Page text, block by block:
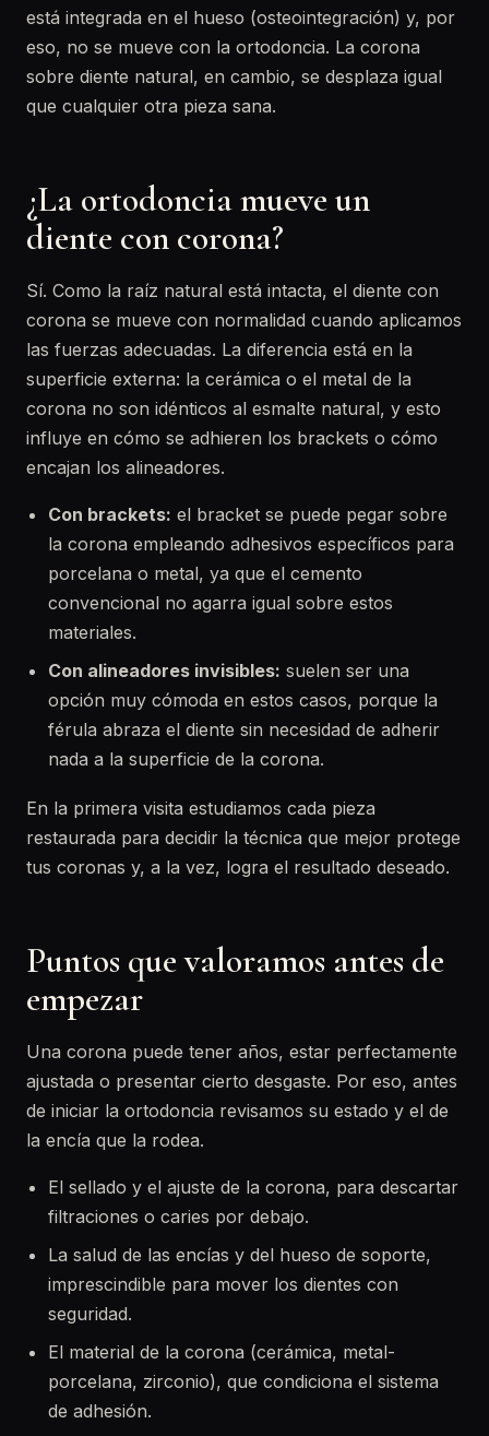
está integrada en el hueso (osteointegración) y, por
eso, no se mueve con la ortodoncia. La corona
sobre diente natural, en cambio, se desplaza igual
que cualquier otra pieza sana.
¿La ortodoncia mueve un
diente con corona?
Sí. Como la raíz natural está intacta, el diente con
corona se mueve con normalidad cuando aplicamos
las fuerzas adecuadas. La diferencia está en la
superficie externa: la cerámica o el metal de la
corona no son idénticos al esmalte natural, y esto
influye en cómo se adhieren los brackets o cómo
encajan los alineadores.
Con brackets: el bracket se puede pegar sobre
la corona empleando adhesivos específicos para
porcelana o metal, ya que el cemento
convencional no agarra igual sobre estos
materiales.
Con alineadores invisibles: suelen ser una
opción muy cómoda en estos casos, porque la
férula abraza el diente sin necesidad de adherir
nada a la superficie de la corona.
En la primera visita estudiamos cada pieza
restaurada para decidir la técnica que mejor protege
tus coronas y, a la vez, logra el resultado deseado.
Puntos que valoramos antes de
empezar
Una corona puede tener años, estar perfectamente
ajustada o presentar cierto desgaste. Por eso, antes
de iniciar la ortodoncia revisamos su estado y el de
la encía que la rodea.
El sellado y el ajuste de la corona, para descartar
filtraciones o caries por debajo.
La salud de las encías y del hueso de soporte,
imprescindible para mover los dientes con
seguridad.
El material de la corona (cerámica, metal-
porcelana, zirconio), que condiciona el sistema
de adhesión.